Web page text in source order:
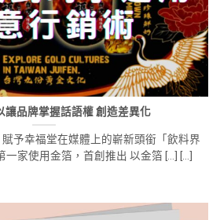
讓品牌掌握話語權 創造差異化
予幸福堂在媒體上的嶄新頭銜「飲料界
家使用金箔，首創推出 以金箔 [...] [...]